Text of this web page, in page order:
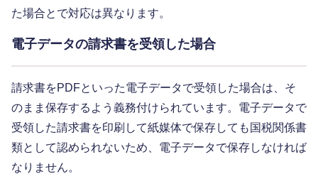
た場合とで対応は異なります。
電子データの請求書を受領した場合
請求書をPDFといった電子データで受領した場合は、そ
のまま保存するよう義務付けられています。電子データで
受領した請求書を印刷して紙媒体で保存しても国税関係書
類として認められないため、電子データで保存しなければ
なりません。